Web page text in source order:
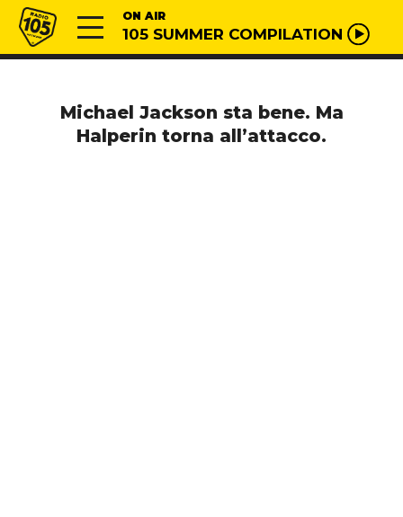
Vai al contenuto
Radio 105 ON AIR
105 SUMMER COMPILATION
Michael Jackson sta bene. Ma
Halperin torna all’attacco.